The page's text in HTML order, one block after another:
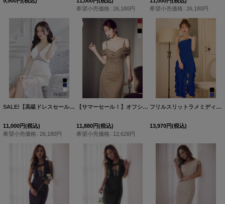
希望小売価格 : 26,180円
希望小売価格 : 26,180円
SALE!【高級ドレスセール】【Kylie/カイリー】シアー/ パール/ スパンコール/ パフスリーブ/ 半袖/ 袖あり/ 切替/ マーメイド/ 膝丈/ ミディアムドレス/ キャバドレス【HC03】
11,000円(税込)
希望小売価格 : 26,180円
【サマーセール！】オフショルビジューラメタイトミディアムドレス/キャバドレス【S-Lサイズ/4カラー】[OF03] 【YN】dzws
11,880円(税込)
希望小売価格 : 12,628円
フリルスリットラメミディアムドレス/キャバドレス【S-Lサイズ/2カラー】[OF03] 【YN】dzwvFV
13,970円(税込)